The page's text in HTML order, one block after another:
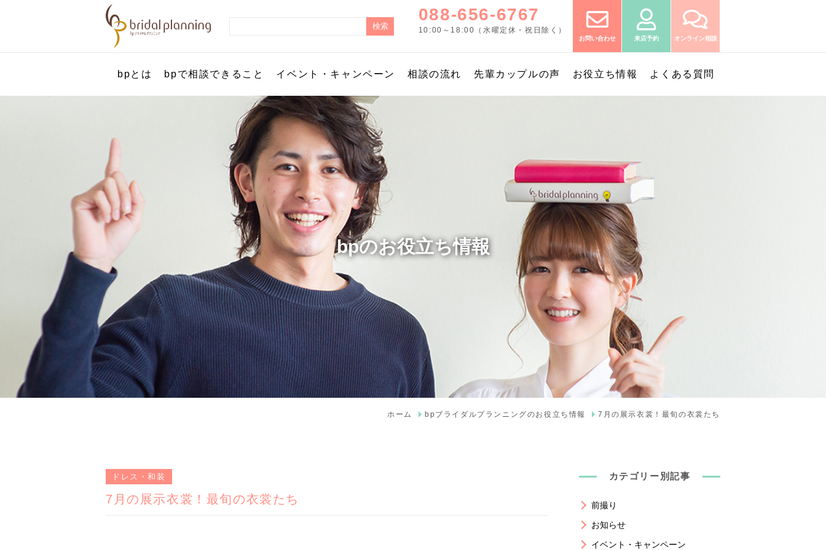
088-656-6767
10:00～18:00（水曜定休・祝日除く）
お問い合わせ 来店予約 オンライン相談
bpとは bpで相談できること イベント・キャンペーン 相談の流れ 先輩カップルの声 お役立ち情報 よくある質問
bpのお役立ち情報
ホーム bpブライダルプランニングのお役立ち情報 7月の展示衣裳！最旬の衣裳たち
ドレス・和装
7月の展示衣裳！最旬の衣裳たち
カテゴリー別記事
前撮り
お知らせ
イベント・キャンペーン